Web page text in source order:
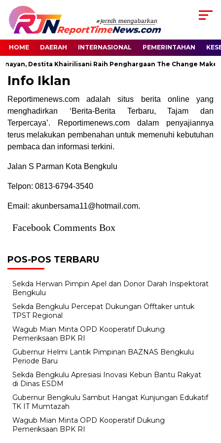
HOME DAERAH INTERNASIONAL PEMERINTAHAN
Destita Khairilisani Raih Penghargaan The Change Maker
Info Iklan
Reportimenews.com adalah situs berita online yang
menghadirkan ‘Berita-Berita Terbaru, Tajam dan
Terpercaya’. Reportimenews.com dalam penyajiannya
terus melakukan pembenahan untuk memenuhi kebutuhan
pembaca dan informasi terkini.
Jalan S Parman Kota Bengkulu
Telpon: 0813-6794-3540
Email: akunbersama11@hotmail.com.
Facebook Comments Box
POS-POS TERBARU
Sekda Herwan Pimpin Apel dan Donor Darah Inspektorat
Bengkulu
Sekda Bengkulu Percepat Dukungan Offtaker untuk
TPST Regional
Wagub Mian Minta OPD Kooperatif Dukung
Pemeriksaan BPK RI
Gubernur Helmi Lantik Pimpinan BAZNAS Bengkulu
Periode Baru
Sekda Bengkulu Apresiasi Inovasi Kebun Bantu Rakyat
di Dinas ESDM
Gubernur Bengkulu Sambut Hangat Kunjungan Edukatif
TK IT Mumtazah
Wagub Mian Minta OPD Kooperatif Dukung
Pemeriksaan BPK RI